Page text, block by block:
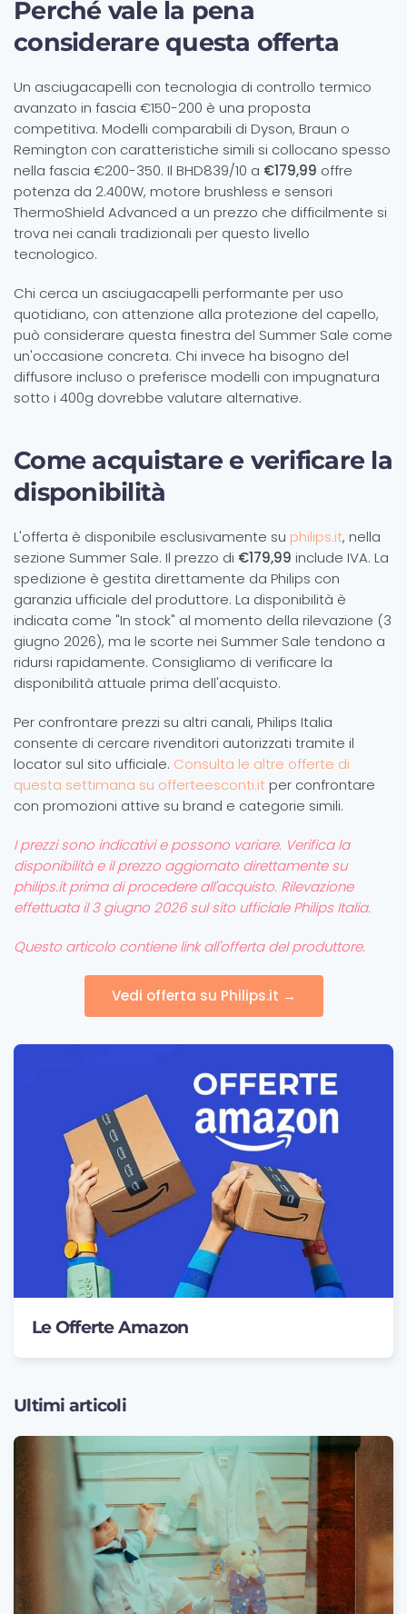
Perché vale la pena
considerare questa offerta
Un asciugacapelli con tecnologia di controllo termico
avanzato in fascia €150-200 è una proposta
competitiva. Modelli comparabili di Dyson, Braun o
Remington con caratteristiche simili si collocano spesso
nella fascia €200-350. Il BHD839/10 a €179,99 offre
potenza da 2.400W, motore brushless e sensori
ThermoShield Advanced a un prezzo che difficilmente si
trova nei canali tradizionali per questo livello
tecnologico.
Chi cerca un asciugacapelli performante per uso
quotidiano, con attenzione alla protezione del capello,
può considerare questa finestra del Summer Sale come
un'occasione concreta. Chi invece ha bisogno del
diffusore incluso o preferisce modelli con impugnatura
sotto i 400g dovrebbe valutare alternative.
Come acquistare e verificare la
disponibilità
L'offerta è disponibile esclusivamente su philips.it, nella
sezione Summer Sale. Il prezzo di €179,99 include IVA. La
spedizione è gestita direttamente da Philips con
garanzia ufficiale del produttore. La disponibilità è
indicata come "In stock" al momento della rilevazione (3
giugno 2026), ma le scorte nei Summer Sale tendono a
ridursi rapidamente. Consigliamo di verificare la
disponibilità attuale prima dell'acquisto.
Per confrontare prezzi su altri canali, Philips Italia
consente di cercare rivenditori autorizzati tramite il
locator sul sito ufficiale. Consulta le altre offerte di
questa settimana su offerteesconti.it per confrontare
con promozioni attive su brand e categorie simili.
I prezzi sono indicativi e possono variare. Verifica la
disponibilità e il prezzo aggiornato direttamente su
philips.it prima di procedere all'acquisto. Rilevazione
effettuata il 3 giugno 2026 sul sito ufficiale Philips Italia.
Questo articolo contiene link all'offerta del produttore.
Vedi offerta su Philips.it →
Le Offerte Amazon
Ultimi articoli